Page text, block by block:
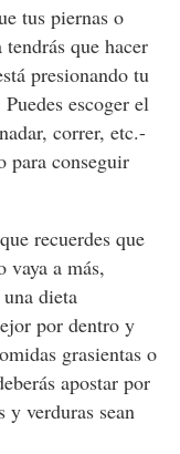
tus piernas o
que hacer
presionando tu
escoger el
correr, etc.-
para conseguir
recuerdes que
a más,
dieta
por dentro y
grasientas o
apostar por
verduras sean